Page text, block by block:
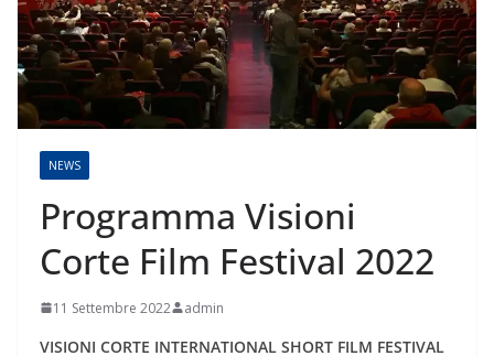
NEWS
Programma Visioni
Corte Film Festival 2022
11 Settembre 2022 admin
VISIONI CORTE INTERNATIONAL SHORT FILM FESTIVAL